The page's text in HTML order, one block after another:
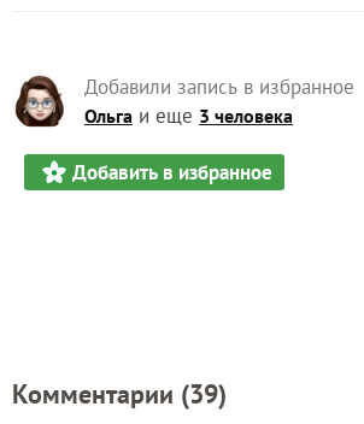
Добавили запись в избранное
Ольга и еще 3 человека
Добавить в избранное
Комментарии (39)